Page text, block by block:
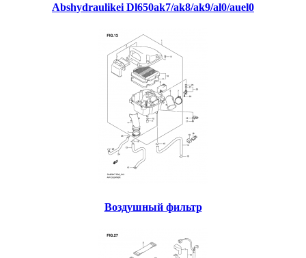
Abshydraulikei Dl650ak7/ak8/ak9/al0/auel0
Воздушный фильтр